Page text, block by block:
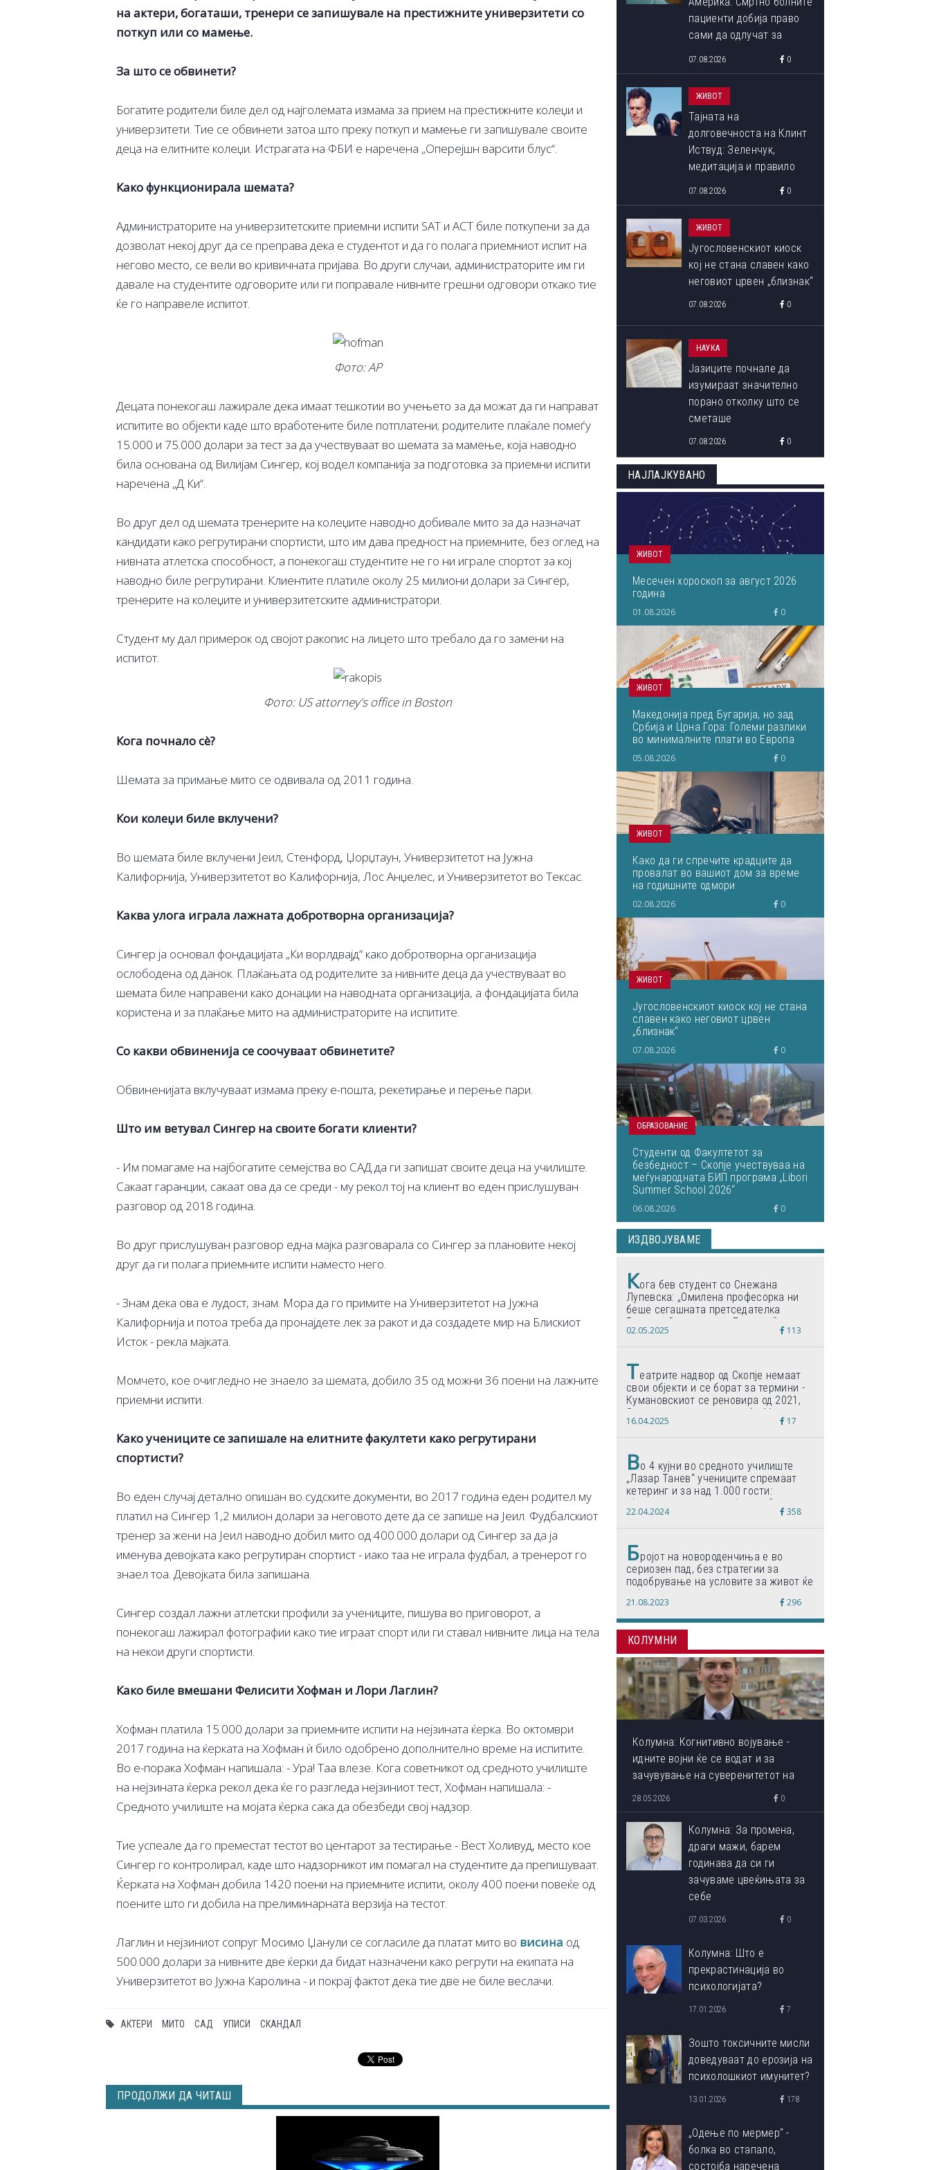
на актери, богаташи, тренери се запишувале на престижните универзитети со
поткуп или со мамење.
За што се обвинети?
Богатите родители биле дел од најголемата измама за прием на престижните колеџи и
универзитети. Тие се обвинети затоа што преку поткуп и мамење ги запишувале своите
деца на елитните колеџи. Истрагата на ФБИ е наречена „Оперејшн варсити блус“.
Како функционирала шемата?
Администраторите на универзитетските приемни испити SAT и ACT биле поткупени за да
дозволат некој друг да се преправа дека е студентот и да го полага приемниот испит на
негово место, се вели во кривичната пријава. Во други случаи, администраторите им ги
давале на студентите одговорите или ги поправале нивните грешни одговори откако тие
ќе го направеле испитот.
Фото: АР
Децата понекогаш лажирале дека имаат тешкотии во учењето за да можат да ги направат
испитите во објекти каде што вработените биле потплатени; родителите плаќале помеѓу
15.000 и 75.000 долари за тест за да учествуваат во шемата за мамење, која наводно
била основана од Вилијам Сингер, кој водел компанија за подготовка за приемни испити
наречена „Д Ки“.
Во друг дел од шемата тренерите на колеџите наводно добивале мито за да назначат
кандидати како регрутирани спортисти, што им дава предност на приемните, без оглед на
нивната атлетска способност, а понекогаш студентите не го ни играле спортот за кој
наводно биле регрутирани. Клиентите платиле околу 25 милиони долари за Сингер,
тренерите на колеџите и универзитетските администратори.
Студент му дал примерок од својот ракопис на лицето што требало да го замени на
испитот.
Фото: US attorney's office in Boston
Кога почнало сè?
Шемата за примање мито се одвивала од 2011 година.
Кои колеџи биле вклучени?
Во шемата биле вклучени Јеил, Стенфорд, Џорџтаун, Универзитетот на Јужна
Калифорнија, Универзитетот во Калифорнија, Лос Анџелес, и Универзитетот во Тексас.
Каква улога играла лажната добротворна организација?
Сингер ја основал фондацијата „Ки ворлдвајд“ како добротворна организација
ослободена од данок. Плаќањата од родителите за нивните деца да учествуваат во
шемата биле направени како донации на наводната организација, а фондацијата била
користена и за плаќање мито на администраторите на испитите.
Со какви обвиненија се соочуваат обвинетите?
Обвиненијата вклучуваат измама преку е-пошта, рекетирање и перење пари.
Што им ветувал Сингер на своите богати клиенти?
- Им помагаме на најбогатите семејства во САД да ги запишат своите деца на училиште.
Сакаат гаранции, сакаат ова да се среди - му рекол тој на клиент во еден прислушуван
разговор од 2018 година.
Во друг прислушуван разговор една мајка разговарала со Сингер за плановите некој
друг да ги полага приемните испити наместо него.
- Знам дека ова е лудост, знам. Мора да го примите на Универзитетот на Јужна
Калифорнија и потоа треба да пронајдете лек за ракот и да создадете мир на Блискиот
Исток - рекла мајката.
Момчето, кое очигледно не знаело за шемата, добило 35 од можни 36 поени на лажните
приемни испити.
Како учениците се запишале на елитните факултети како регрутирани
спортисти?
Во еден случај детално опишан во судските документи, во 2017 година еден родител му
платил на Сингер 1,2 милион долари за неговото дете да се запише на Јеил. Фудбалскиот
тренер за жени на Јеил наводно добил мито од 400.000 долари од Сингер за да ја
именува девојката како регрутиран спортист - иако таа не играла фудбал, а тренерот го
знаел тоа. Девојката била запишана.
Сингер создал лажни атлетски профили за учениците, пишува во приговорот, а
понекогаш лажирал фотографии како тие играат спорт или ги ставал нивните лица на тела
на некои други спортисти.
Како биле вмешани Фелисити Хофман и Лори Лаглин?
Хофман платила 15.000 долари за приемните испити на нејзината ќерка. Во октомври
2017 година на ќерката на Хофман ѝ било одобрено дополнително време на испитите.
Во е-порака Хофман напишала: - Ура! Таа влезе. Кога советникот од средното училиште
на нејзината ќерка рекол дека ќе го разгледа нејзиниот тест, Хофман напишала: -
Средното училиште на мојата ќерка сака да обезбеди свој надзор.
Тие успеале да го преместат тестот во центарот за тестирање - Вест Холивуд, место кое
Сингер го контролирал, каде што надзорникот им помагал на студентите да препишуваат.
Ќерката на Хофман добила 1420 поени на приемните испити, околу 400 поени повеќе од
поените што ги добила на прелиминарната верзија на тестот.
Лаглин и нејзиниот сопруг Мосимо Џанули се согласиле да платат мито во висина од
500.000 долари за нивните две ќерки да бидат назначени како регрути на екипата на
Универзитетот во Јужна Каролина - и покрај фактот дека тие две не биле веслачи.
АКТЕРИ МИТО САД УПИСИ СКАНДАЛ
ПРОДОЛЖИ ДА ЧИТАШ
пациенти добија право
сами да одлучат за
07.08.2026 0
ЖИВОТ
Тајната на
долговечноста на Клинт
Иствуд: Зеленчук,
медитација и правило
07.08.2026 0
ЖИВОТ
Југословенскиот киоск
кој не стана славен како
неговиот црвен „близнак“
07.08.2026 0
НАУКА
Јазиците почнале да
изумираат значително
порано отколку што се
сметаше
07.08.2026 0
НАЈЛАЈКУВАНО
ЖИВОТ
Месечен хороскоп за август 2026
година
01.08.2026 0
ЖИВОТ
Македонија пред Бугарија, но зад
Србија и Црна Гора: Големи разлики
во минималните плати во Европа
05.08.2026 0
ЖИВОТ
Како да ги спречите крадците да
провалат во вашиот дом за време
на годишните одмори
02.08.2026 0
ЖИВОТ
Југословенскиот киоск кој не стана
славен како неговиот црвен
„близнак“
07.08.2026 0
ОБРАЗОВАНИЕ
Студенти од Факултетот за
безбедност – Скопје учествуваа на
меѓународната БИП програма „Libori
Summer School 2026“
06.08.2026 0
ИЗДВОЈУВАМЕ
Кога бев студент со Снежана
Лупевска: „Омилена професорка ни
беше сегашната претседателка
Гордана Сиљановска-Давкова“
02.05.2025 113
Театрите надвор од Скопје немаат
свои објекти и се борат за термини -
Кумановскиот се реновира од 2021,
Струмичкиот се гради веќе 11 години
16.04.2025 17
Во 4 кујни во средното училиште
„Лазар Танев“ учениците спремаат
кетеринг и за над 1.000 гости:
„Формиравме компанија и работиме
по светски стандарди“
22.04.2024 358
Бројот на новороденчиња е во
сериозен пад, без стратегии за
подобрување на условите за живот ќе
дојде до затворање на училишта,
предупредуваат експертите
21.08.2023 296
КОЛУМНИ
Колумна: Когнитивно војување -
идните војни ќе се водат и за
зачувување на суверенитетот на
сопствениот ум
28.05.2026 0
Колумна: За промена,
драги мажи, барем
годинава да си ги
зачуваме цвеќињата за
себе
07.03.2026 0
Колумна: Што е
прекрастинација во
психологијата?
17.01.2026 7
Зошто токсичните мисли
доведуваат до ерозија на
психолошкиот имунитет?
13.01.2026 178
„Одење по мермер“ -
болка во стапало,
состојба наречена